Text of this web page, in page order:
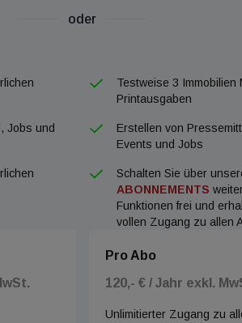
oder
Testweise 3 Immobilien
Printausgaben
Jobs und
Erstellen von
Events und Jobs
Schalten Sie über
ABONNEMENTS
Funktionen frei und
vollen Zugang zu allen
Pro Abo
120,- € / Jahr exkl.
Unlimitierter Zugang zu